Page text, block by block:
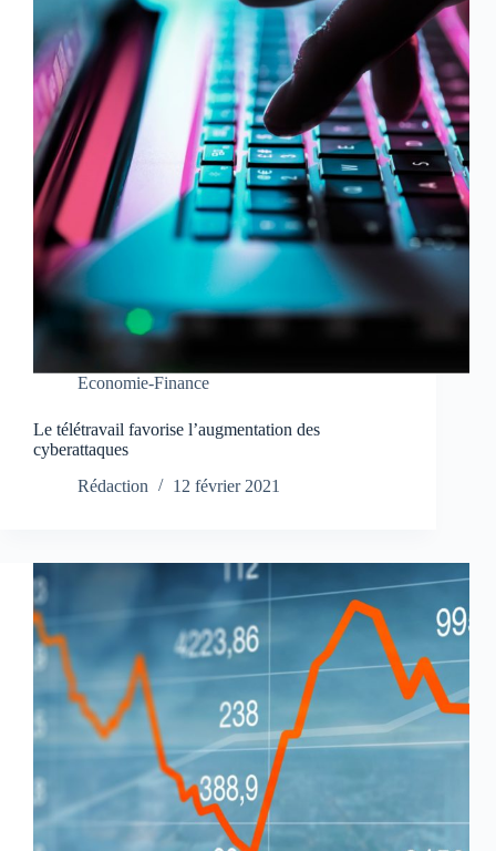
Economie-Finance
Le télétravail favorise l’augmentation des
cyberattaques
Rédaction
12 février 2021